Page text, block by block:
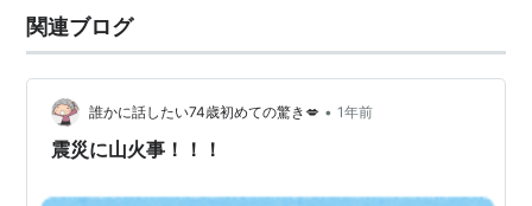
ちんと防火線で有る道路が山林と住宅街の間にあると言
う事です。 同じ岩手県で乾燥と強風で山火事が広がった
関連ブログ
誰かに話したい74歳初めての驚き💋 • 1年前
震災に山火事！！！